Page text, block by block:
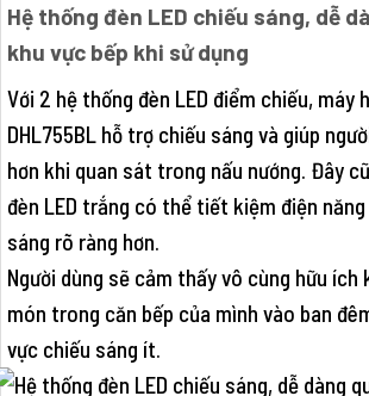
Hệ thống đèn LED chiếu sáng, dễ
khu vực bếp khi sử dụng
Với 2 hệ thống đèn LED điểm chiếu, máy
DHL755BL hỗ trợ chiếu sáng và giúp
hơn khi quan sát trong nấu nướng. Đây
đèn LED trắng có thể tiết kiệm điện
sáng rõ ràng hơn.
Người dùng sẽ cảm thấy vô cùng hữu ích
món trong căn bếp của mình vào ban
vực chiếu sáng ít.